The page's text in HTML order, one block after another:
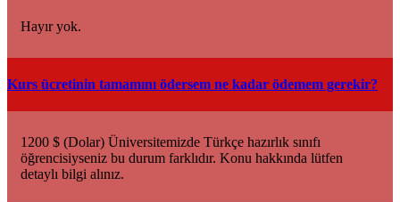
Hayır yok.
Kurs ücretinin tamamını ödersem ne kadar ödemem gerekir?
1200 $ (Dolar) Üniversitemizde Türkçe hazırlık sınıfı
öğrencisiyseniz bu durum farklıdır. Konu hakkında lütfen
detaylı bilgi alınız.